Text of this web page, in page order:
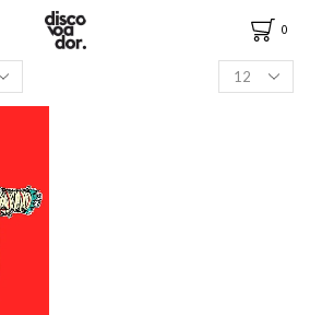
0